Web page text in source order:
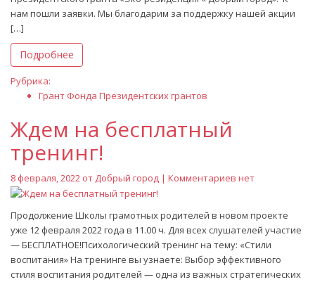
нам пошли заявки. Мы благодарим за поддержку нашей акции
[…]
Подробнее
Рубрика:
Грант Фонда Президентских грантов
Ждем на бесплатный
тренинг!
8 февраля, 2022 от Добрый город | Комментариев нет
Продолжение Школы грамотных родителей в новом проекте
уже 12 февраля 2022 года в 11.00 ч. Для всех слушателей участие
— БЕСПЛАТНОЕ!Психологический тренинг на тему: «Стили
воспитания» На тренинге вы узнаете: Выбор эффективного
стиля воспитания родителей — одна из важных стратегических